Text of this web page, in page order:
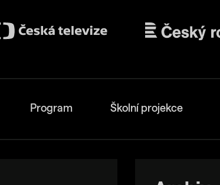
Program Školní projekce